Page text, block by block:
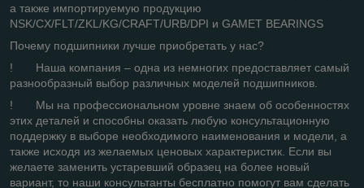
а также импортируемую продукцию
NSK/CX/FLT/ZKL/KG/CRAFT/URB/DPI и GAMET BEARINGS
Почему подшипники лучше приобретать у нас?
! Наша компания – одна из немногих предоставляет самый
разнообразный выбор различных моделей подшипников.
! Мы на профессиональном уровне знаем об особенностях
этих деталей и способны оказать любую консультационную
поддержку в выборе необходимого наименования и модели, а
также исходя из желаемых ценовых характеристик. Если вы
желаете заменить устаревший образец на более новый
вариант, то наши консультанты бесплатно помогут вам сделать